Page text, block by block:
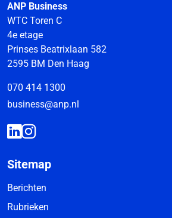
ANP Business
WTC Toren C
4e etage
Prinses Beatrixlaan 582
2595 BM Den Haag
070 414 1300
business@anp.nl
Sitemap
Berichten
Rubrieken